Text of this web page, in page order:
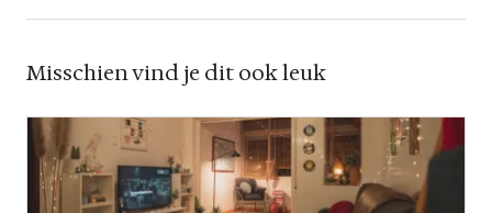
Misschien vind je dit ook leuk